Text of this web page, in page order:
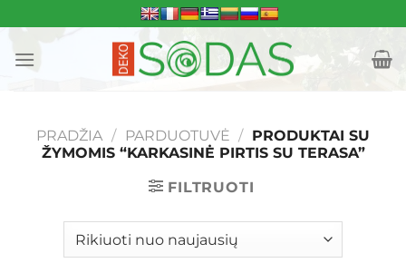
to
content
PRADŽIA / PARDUOTUVĖ / PRODUKTAI SU
ŽYMOMIS “KARKASINĖ PIRTIS SU TERASA”
FILTRUOTI